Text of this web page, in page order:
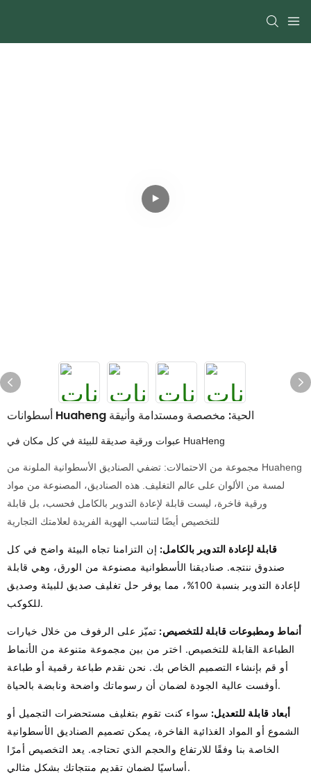
أسطوانات Huaheng الحية: مخصصة ومستدامة وأنيقة
عبوات ورقية صديقة للبيئة في كل مكان في HuaHeng
مجموعة من الاحتمالات: تضفي الصناديق الأسطوانية الملونة من Huaheng
لمسة من الألوان على عالم التغليف. هذه الصناديق، المصنوعة من مواد
ورقية فاخرة، ليست قابلة لإعادة التدوير بالكامل فحسب، بل قابلة
للتخصيص أيضًا لتناسب الهوية الفريدة لعلامتك التجارية
قابلة لإعادة التدوير بالكامل: إن التزامنا تجاه البيئة واضح في كل
صندوق ننتجه. صناديقنا الأسطوانية مصنوعة من الورق، وهي قابلة
لإعادة التدوير بنسبة 100%، مما يوفر حل تغليف صديق للبيئة وصديق
للكوكب.
أنماط ومطبوعات قابلة للتخصيص: تميّز على الرفوف من خلال خيارات
الطباعة القابلة للتخصيص. اختر من بين مجموعة متنوعة من الأنماط
أو قم بإنشاء التصميم الخاص بك. نحن نقدم طباعة رقمية أو طباعة
أوفست عالية الجودة لضمان أن رسوماتك واضحة ونابضة بالحياة.
أبعاد قابلة للتعديل: سواء كنت تقوم بتغليف مستحضرات التجميل أو
الشموع أو المواد الغذائية الفاخرة، يمكن تصميم الصناديق الأسطوانية
الخاصة بنا وفقًا للارتفاع والحجم الذي تحتاجه. يعد التخصيص أمرًا
أساسيًا لضمان تقديم منتجاتك بشكل مثالي.